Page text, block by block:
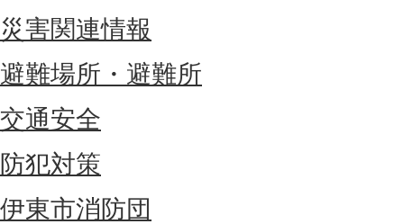
災害関連情報
避難場所・避難所
交通安全
防犯対策
伊東市消防団